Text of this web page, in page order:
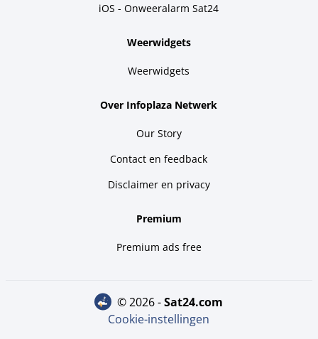
iOS - Onweeralarm Sat24
Weerwidgets
Weerwidgets
Over Infoplaza Netwerk
Our Story
Contact en feedback
Disclaimer en privacy
Premium
Premium ads free
© 2026 - sat24.com
Cookie-instellingen